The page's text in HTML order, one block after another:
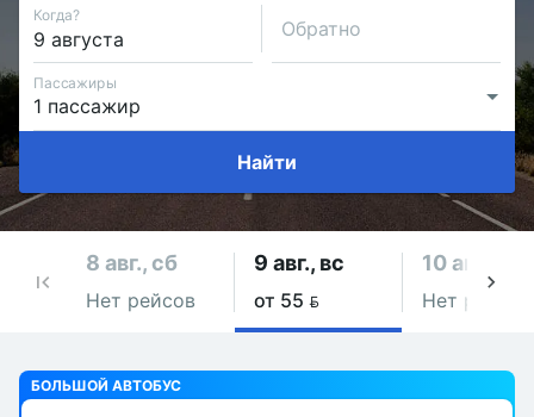
Когда?
Обратно
Пассажиры
Найти
8 авг., сб
Нет рейсов
9 авг., вс
от 55 
10 авг., пн
Нет рейсов
БОЛЬШОЙ АВТОБУС